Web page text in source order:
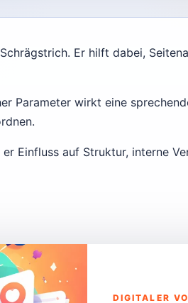
Er hilft dabei,
Parameter wirkt eine
Einfluss auf Struktur, interne
DIGITALER